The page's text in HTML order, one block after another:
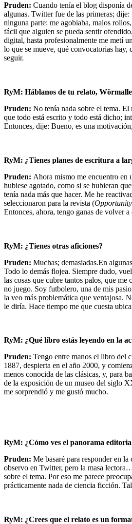
Pruden: Cuando tenía el blog disponía
algunas. Twitter fue de las primeras;
ninguna parte: me agobiaba, malos
fácil que alguien se pueda sentir
digital, hasta profesionalmente me metí
lo que se mueve, qué convocatorias
seguir.
RyM: Háblanos de tu relato,
Pruden: No tenía nada sobre el tema.
que todo está escrito y todo está dicho;
Entonces, dije: Bueno, es una
RyM: ¿Tienes planes de escritura a
Pruden: Ahora mismo me encuentro en
hubiese agotado, como si se hubieran
tenía nada más que hacer. Me he
seleccionaron para la revista (Opportunity
Entonces, ahora, tengo ganas de volver
RyM: ¿Tienes otras aficiones?
Pruden: Muchas; demasiadas.En
Todo lo demás flojea. Siempre dudo,
las cosas que cubre tantos palos, que
no juego. Soy futbolero, una de mis
la veo más problemática que ventajosa.
le diría. Hace tiempo me que cuesta
RyM: ¿Qué libro estás leyendo en la
Pruden: Tengo entre manos el libro del
1887, despierta en el año 2000, y
menos conocida de las clásicas, y, para
de la exposición de un museo del siglo
me sorprendió y me gustó mucho.
RyM: ¿Cómo ves el panorama
Pruden: Me basaré para responder en
observo en Twitter, pero la masa
sobre el tema. Por eso me parece
prácticamente nada de ciencia ficción.
RyM: ¿Crees que el relato es un